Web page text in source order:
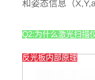
和姿态信息（X,Y,a
Q2:为什么激光扫描
反光板内部原理